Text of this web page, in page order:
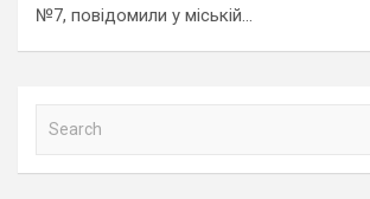
№7, повідомили у міській…
a